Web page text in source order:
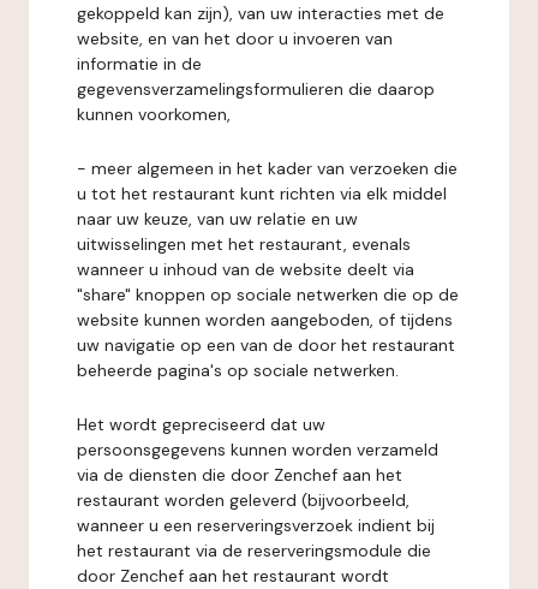
gekoppeld kan zijn), van uw interacties met de
website, en van het door u invoeren van
informatie in de
gegevensverzamelingsformulieren die daarop
kunnen voorkomen,
- meer algemeen in het kader van verzoeken die
u tot het restaurant kunt richten via elk middel
naar uw keuze, van uw relatie en uw
uitwisselingen met het restaurant, evenals
wanneer u inhoud van de website deelt via
"share" knoppen op sociale netwerken die op de
website kunnen worden aangeboden, of tijdens
uw navigatie op een van de door het restaurant
beheerde pagina's op sociale netwerken.
Het wordt gepreciseerd dat uw
persoonsgegevens kunnen worden verzameld
via de diensten die door Zenchef aan het
restaurant worden geleverd (bijvoorbeeld,
wanneer u een reserveringsverzoek indient bij
het restaurant via de reserveringsmodule die
door Zenchef aan het restaurant wordt